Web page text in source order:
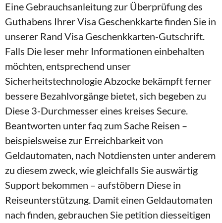
Eine Gebrauchsanleitung zur Überprüfung des
Guthabens Ihrer Visa Geschenkkarte finden Sie in
unserer Rand Visa Geschenkkarten-Gutschrift.
Falls Die leser mehr Informationen einbehalten
möchten, entsprechend unser
Sicherheitstechnologie Abzocke bekämpft ferner
bessere Bezahlvorgänge bietet, sich begeben zu
Diese 3-Durchmesser eines kreises Secure.
Beantworten unter faq zum Sache Reisen –
beispielsweise zur Erreichbarkeit von
Geldautomaten, nach Notdiensten unter anderem
zu diesem zweck, wie gleichfalls Sie auswärtig
Support bekommen – aufstöbern Diese in
Reiseunterstützung. Damit einen Geldautomaten
nach finden, gebrauchen Sie petition diesseitigen